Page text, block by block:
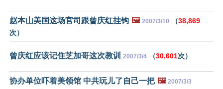
赵本山美国这场官司跟曾庆红挂钩 🖼️ 2007/3/10 （38,869
次）
曾庆红应该记住芝加哥这次教训 2007/3/4 （30,601次）
协办单位吓着美领馆 中共玩儿了自己一把 🖼️ 2007/3/3